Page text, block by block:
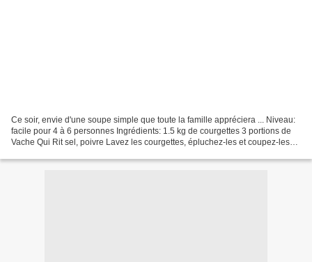
Ce soir, envie d'une soupe simple que toute la famille appréciera ... Niveau:
facile pour 4 à 6 personnes Ingrédients: 1.5 kg de courgettes 3 portions de
Vache Qui Rit sel, poivre Lavez les courgettes, épluchez-les et coupez-les